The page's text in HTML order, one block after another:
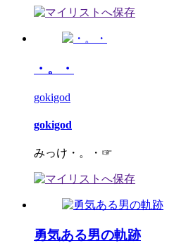
・。・
gokigod
gokigod
みっけ・。・☞
勇気ある男の軌跡